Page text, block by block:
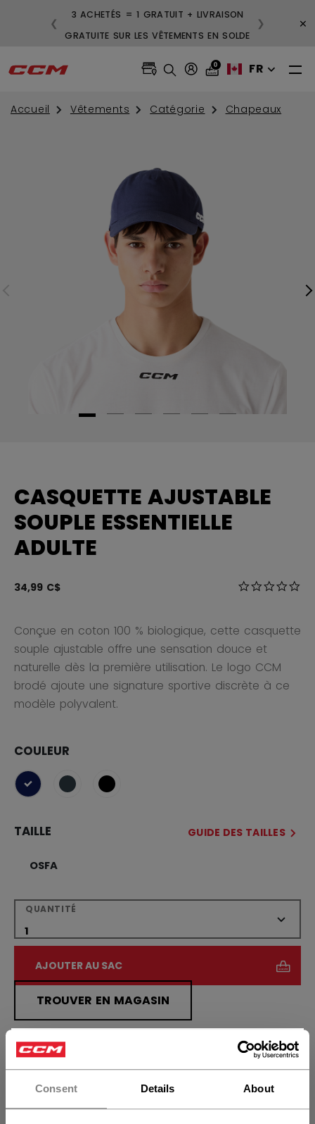
Consent Details About
Vous souhaitez expédier des
produits aux États-Unis ?
3 ACHETÉS = 1 GRATUIT + LIVRAISON
GRATUITE SUR LES VÊTEMENTS EN SOLDE
❮ ❯ ×
0 FR
Accueil Vêtements Catégorie Chapeaux
CASQUETTE AJUSTABLE
SOUPLE ESSENTIELLE
ADULTE
34,99 C$ 3,3 sur 5
Conçue en coton 100 % biologique, cette casquette
souple ajustable offre une sensation douce et
naturelle dès la première utilisation. Le logo CCM
brodé ajoute une signature sportive discrète à ce
modèle polyvalent.
COULEUR
sélectionné
TAILLE GUIDE DES TAILLES
OSFA
QUANTITÉ
AJOUTER AU SAC
TROUVER EN MAGASIN
Politique de livraison Retours gratuits